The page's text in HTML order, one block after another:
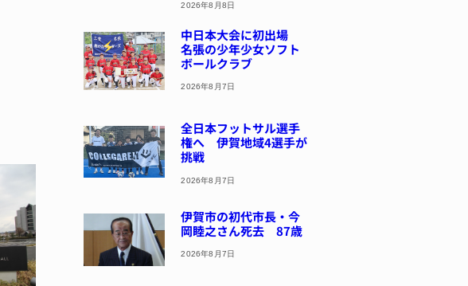
2026年8月8日
中日本大会に初出場
名張の少年少女ソフト
ボールクラブ
2026年8月7日
全日本フットサル選手
権へ 伊賀地域4選手が
挑戦
2026年8月7日
伊賀市の初代市長・今
岡睦之さん死去 87歳
2026年8月7日